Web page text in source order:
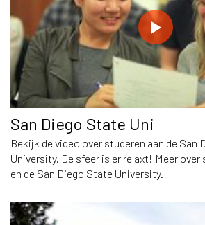
San Diego State Uni
Bekijk de video over studeren aan de San
University. De sfeer is er relaxt! Meer over
en de San Diego State University.